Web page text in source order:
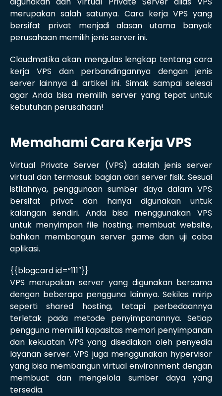
merupakan salah satunya. Cara kerja VPS yang
bersifat privat menjadi alasan utama banyak
perusahaan memilih jenis server ini.
Cloudmatika akan mengulas lengkap tentang cara
kerja VPS dan perbandingannya dengan jenis
server lainnya di artikel ini. Simak sampai selesai
agar Anda bisa memilih server yang tepat untuk
kebutuhan perusahaan!
Memahami Cara Kerja VPS
Virtual Private Server (VPS) adalah jenis server
virtual dan termasuk bagian dari server fisik. Sesuai
istilahnya, penggunaan sumber daya dalam VPS
bersifat privat dan hanya digunakan untuk
kalangan sendiri. Anda bisa menggunakan VPS
untuk menyimpan file hosting, membuat website,
bahkan membangun server game dan uji coba
aplikasi.
{{blogcard id=”111″}}
VPS merupakan server yang digunakan bersama
dengan beberapa pengguna lainnya. Sekilas mirip
seperti shared hosting, tetapi perbedaannya
terletak pada metode penyimpanannya. Setiap
pengguna memiliki kapasitas memori penyimpanan
dan kekuatan VPS yang disediakan oleh penyedia
layanan server. VPS juga menggunakan hypervisor
yang bisa membangun virtual environment dengan
membuat dan mengelola sumber daya yang
tersedia.